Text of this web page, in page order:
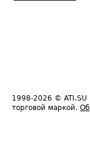
1998-2026 © ATI.SU
торговой маркой. Об